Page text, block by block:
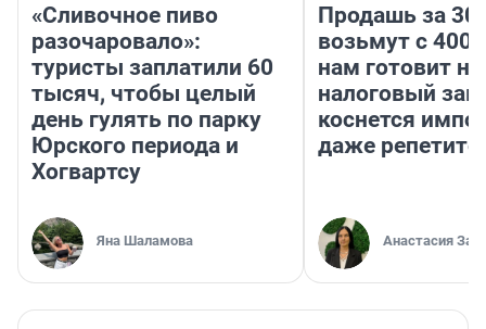
«Сливочное пиво
разочаровало»:
туристы заплатили 60
тысяч, чтобы целый
день гулять по парку
Юрского периода и
Хогвартсу
Яна Шаламова
Продашь за
возьмут с
нам готовит
налоговый
коснется
даже
Анастасия